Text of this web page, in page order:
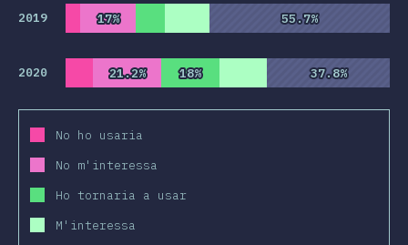
2019 17%
17% 55.7%
55.7%
2020 21.2%
21.2% 18%
18% 37.8%
37.8%
No ho usaria
No m'interessa
Ho tornaria a usar
M'interessa